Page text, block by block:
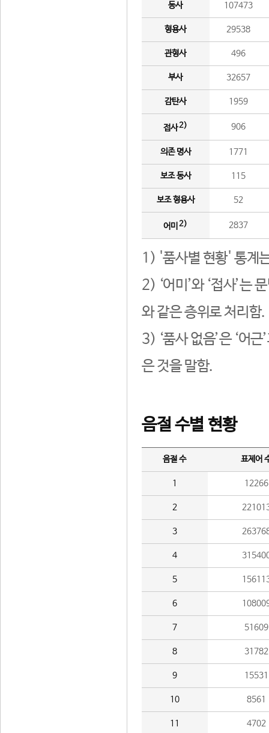
동사 107473
형용사 29538
관형사 496
부사 32657
감탄사 1959
접사2) 906
의존 명사 1771
보조 동사 115
보조 형용사 52
어미 2) 2837
1) '품사별 현황' 통계
2) ‘어미’와 ‘접사’는
와 같은 층위로 처리함.
3) ‘품사 없음’은 ‘어
은 것을 말함.
음절 수별 현황
음절 수 표제어
1 12266
2
3
4
5
6
7 51609
8 31782
9 15531
10 8561
11 4702